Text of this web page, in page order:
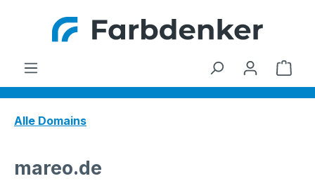
Zum Hauptinhalt springen
Alle Domains
mareo.de